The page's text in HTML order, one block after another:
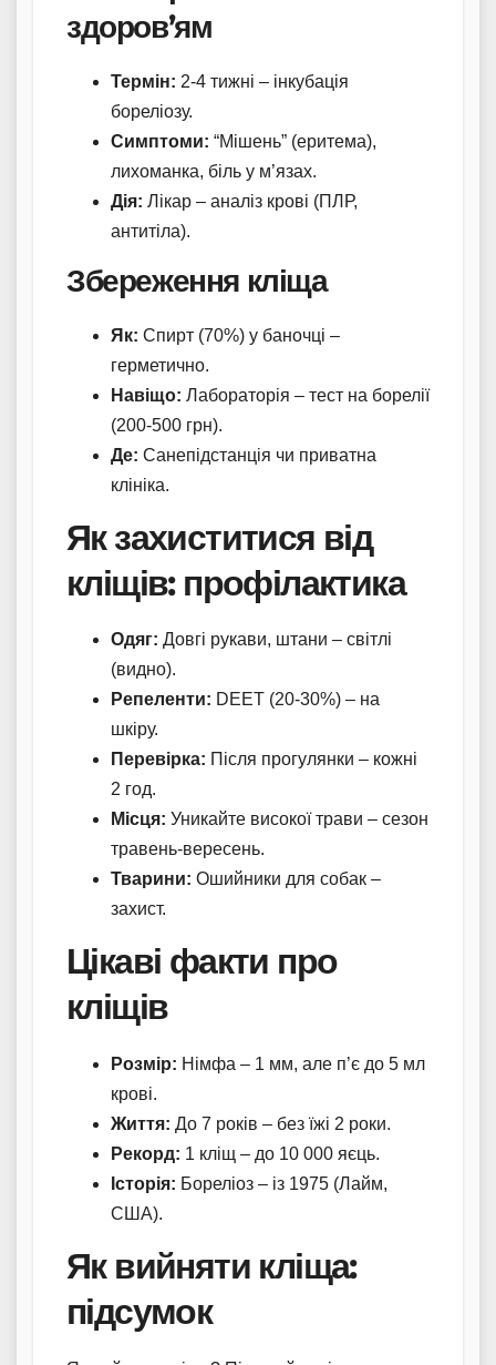
здоров’ям
Термін: 2-4 тижні – інкубація
бореліозу.
Симптоми: “Мішень” (еритема),
лихоманка, біль у м’язах.
Дія: Лікар – аналіз крові (ПЛР,
антитіла).
Збереження кліща
Як: Спирт (70%) у баночці –
герметично.
Навіщо: Лабораторія – тест на борелії
(200-500 грн).
Де: Санепідстанція чи приватна
клініка.
Як захиститися від
кліщів: профілактика
Одяг: Довгі рукави, штани – світлі
(видно).
Репеленти: DEET (20-30%) – на
шкіру.
Перевірка: Після прогулянки – кожні
2 год.
Місця: Уникайте високої трави – сезон
травень-вересень.
Тварини: Ошийники для собак –
захист.
Цікаві факти про
кліщів
Розмір: Німфа – 1 мм, але п’є до 5 мл
крові.
Життя: До 7 років – без їжі 2 роки.
Рекорд: 1 кліщ – до 10 000 яєць.
Історія: Бореліоз – із 1975 (Лайм,
США).
Як вийняти кліща:
підсумок